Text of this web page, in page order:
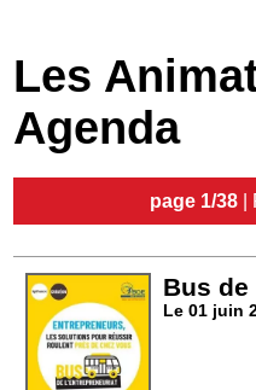
Economie
Services
Contacts
Les
Agenda
page 1/38 |
Bus de
Le 01 juin